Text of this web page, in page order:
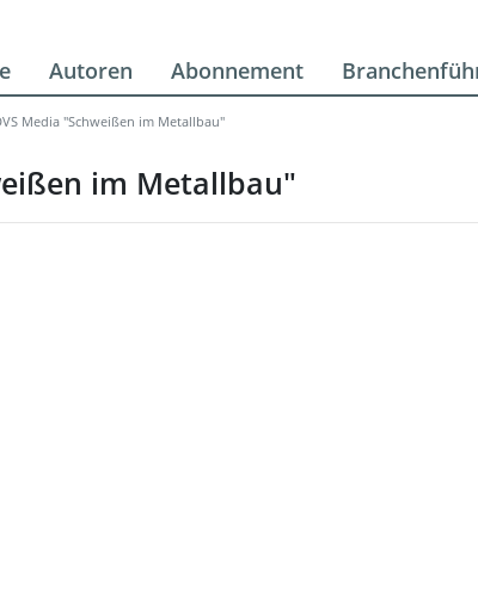
Autoren Abonnement
Media "Schweißen im Metallbau"
im Metallbau"